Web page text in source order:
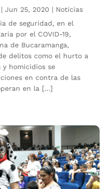
|Jun 25, 2020 | Noticias
de seguridad, en el
por el COVID-19,
de Bucaramanga,
delitos como el hurto a
y homicidios se
en contra de las
en la […]